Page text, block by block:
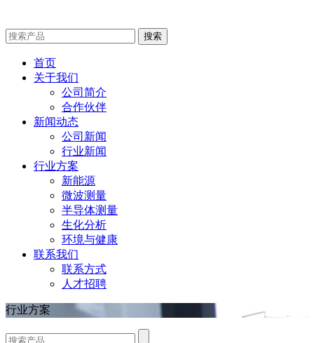
首页
关于我们
公司简介
合作伙伴
新闻动态
公司新闻
行业新闻
行业方案
新能源
微波测量
半导体测量
生化分析
环境与健康
联系我们
联系方式
人才招聘
行业方案